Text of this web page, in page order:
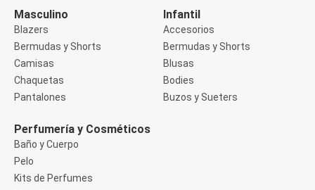
Bermudas y Shorts
Blusas y Remeras
Chaquetas y Sacos
Musculosa
Pantalones
Tops
Jeans
Lencería
Portaligas
Corset y Camisetes
Medias
Modeladores y Reductores
Plus Size
Masculino
Blazers
Bermudas y Shorts
Camisas
Chaquetas
Pantalones
Infantil
Accesorios
Bermudas y Shorts
Blusas
Bodies
Buzos y Sueters
Perfumería y Cosméticos
Baño y Cuerpo
Pelo
Kits de Perfumes